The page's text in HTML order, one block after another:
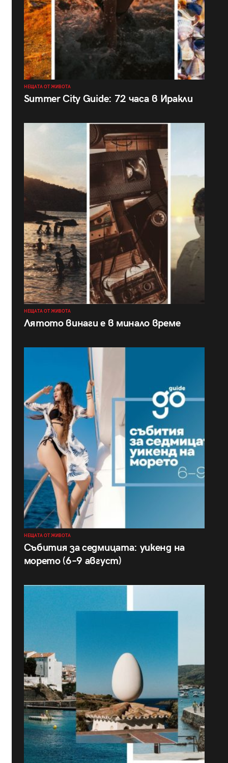
НЕЩАТА ОТ ЖИВОТА
Summer City Guide: 72 часа в Иракли
НЕЩАТА ОТ ЖИВОТА
Лятото винаги е в минало време
НЕЩАТА ОТ ЖИВОТА
Събития за седмицата: уикенд на
морето (6–9 август)